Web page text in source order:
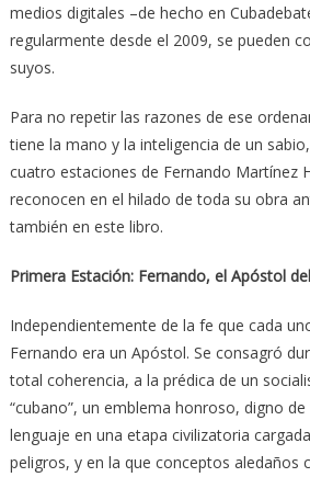
medios digitales –de hecho en
regularmente desde el 2009, se pueden
suyos.
Para no repetir las razones de ese
tiene la mano y la inteligencia de un
cuatro estaciones de Fernando Martínez
reconocen en el hilado de toda su obra
también en este libro.
Primera Estación: Fernando, el Apóstol
Independientemente de la fe que cada
Fernando era un Apóstol. Se consagró
total coherencia, a la prédica de un
“cubano”, un emblema honroso, digno
lenguaje en una etapa civilizatoria
peligros, y en la que conceptos aledaños